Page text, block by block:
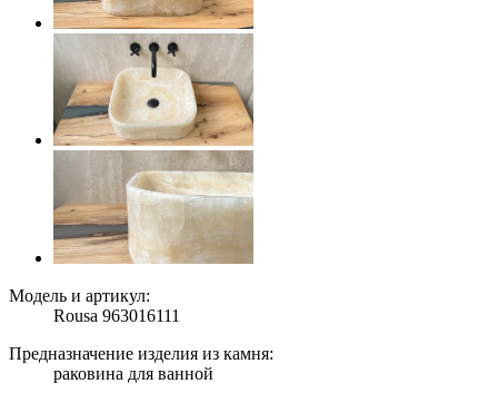
Модель и артикул:
Rousa 963016111
Предназначение изделия из камня:
раковина для ванной